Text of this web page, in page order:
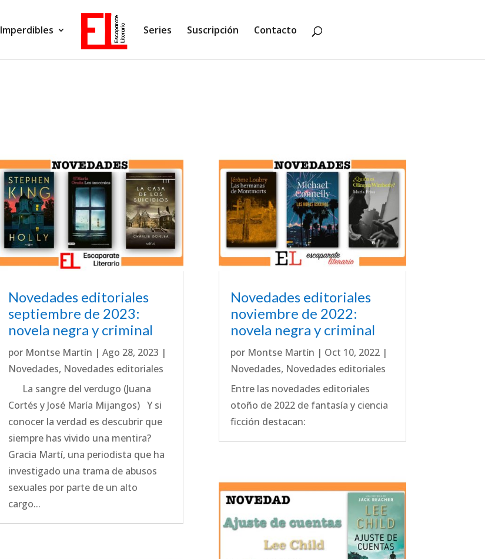
Imperdibles Series Suscripción Contacto
Novedades editoriales
septiembre de 2023:
novela negra y criminal
por Montse Martín | Ago 28, 2023 |
Novedades, Novedades editoriales
La sangre del verdugo (Juana
Cortés y José María Mijangos) Y si
conocer la verdad es descubrir que
siempre has vivido una mentira?
Gracia Martí, una periodista que ha
investigado una trama de abusos
sexuales por parte de un alto
cargo...
Novedades editoriales
noviembre de 2022:
novela negra y criminal
por Montse Martín | Oct 10, 2022|
Novedades, Novedades editoriales
Entre las novedades editoriales
otoño de 2022 de fantasía y ciencia
ficción destacan: